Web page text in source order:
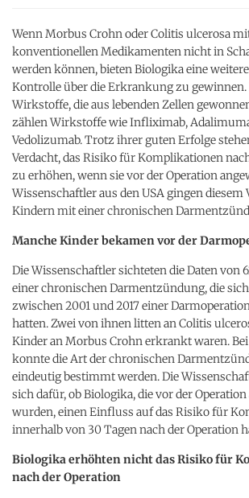
Wenn Morbus Crohn oder Colitis ulcerosa
konventionellen Medikamenten nicht in
werden können, bieten Biologika eine
Kontrolle über die Erkrankung zu
Wirkstoffe, die aus lebenden Zellen
zählen Wirkstoffe wie Infliximab,
Vedolizumab. Trotz ihrer guten Erfolge
Verdacht, das Risiko für Komplikationen
zu erhöhen, wenn sie vor der Operation
Wissenschaftler aus den USA gingen diesem
Kindern mit einer chronischen
Manche Kinder bekamen vor der
Die Wissenschaftler sichteten die Daten von
einer chronischen Darmentzündung, die
zwischen 2001 und 2017 einer
hatten. Zwei von ihnen litten an Colitis
Kinder an Morbus Crohn erkrankt waren.
konnte die Art der chronischen
eindeutig bestimmt werden. Die
sich dafür, ob Biologika, die vor der
wurden, einen Einfluss auf das Risiko für
innerhalb von 30 Tagen nach der Operation
Biologika erhöhten nicht das Risiko für
nach der Operation